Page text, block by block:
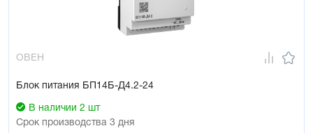
ОВЕН
Блок питания БП14Б-Д4.2-24
В наличии 2 шт
Срок производства 3 дня